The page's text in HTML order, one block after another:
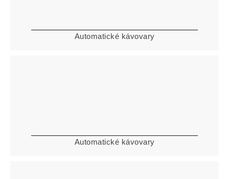
Automatické kávovary
Automatické kávovary